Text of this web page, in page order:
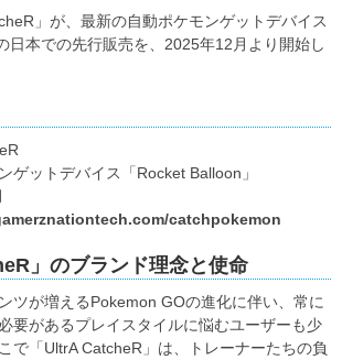
」が、最新の自動ポケモンゲットデバイス
日本での先行販売を、2025年12月より開始し
ゲットデバイス「Rocket Balloon」
catchpokemon
」のブランド理念と使命
ツが増えるPokemon GOの進化に伴い、常に
要があるプレイスタイルに悩むユーザーも少
で「UltrA CatcheR」は、トレーナーたちの負